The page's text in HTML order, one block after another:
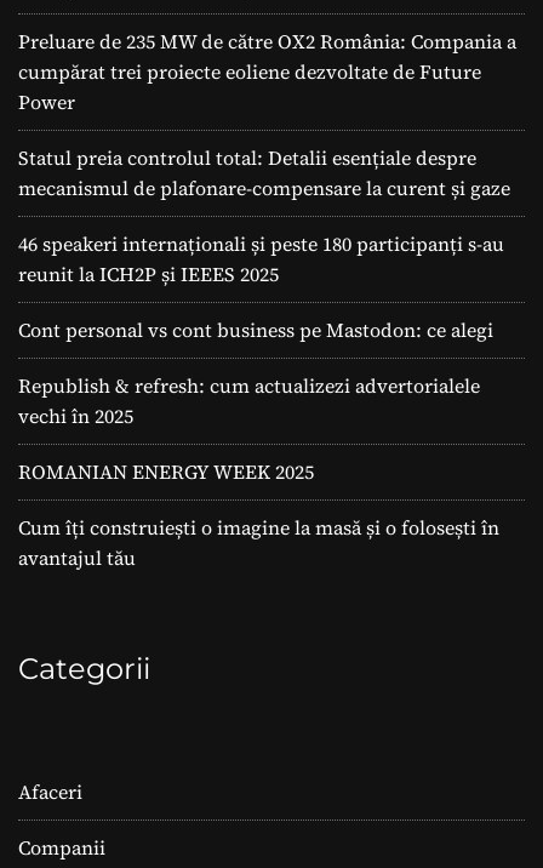
Preluare de 235 MW de către OX2 România: Compania a
cumpărat trei proiecte eoliene dezvoltate de Future
Power
Statul preia controlul total: Detalii esențiale despre
mecanismul de plafonare-compensare la curent și gaze
46 speakeri internaționali și peste 180 participanți s-au
reunit la ICH2P și IEEES 2025
Cont personal vs cont business pe Mastodon: ce alegi
Republish & refresh: cum actualizezi advertorialele
vechi în 2025
ROMANIAN ENERGY WEEK 2025
Cum îți construiești o imagine la masă și o folosești în
avantajul tău
Categorii
Afaceri
Companii